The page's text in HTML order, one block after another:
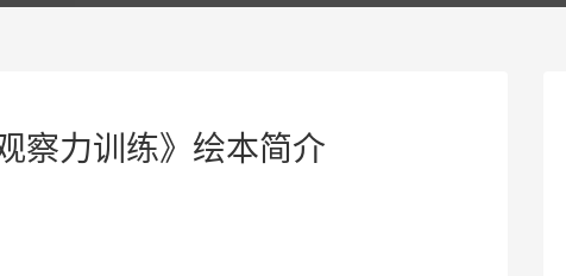
力训练》绘本简介